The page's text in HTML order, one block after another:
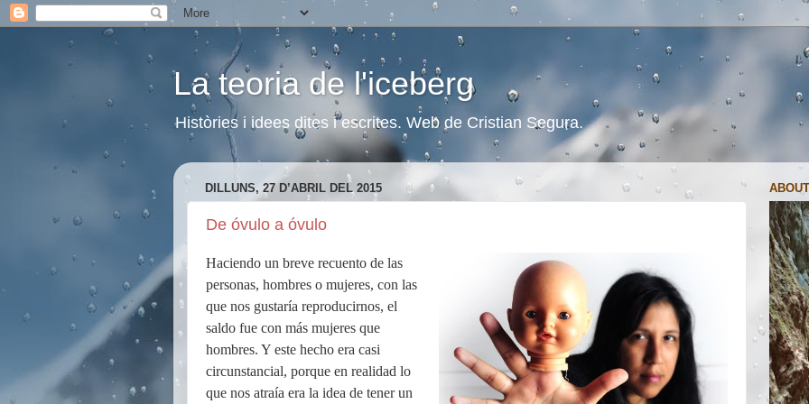
La teoria de l'iceberg
Històries i idees dites i escrites. Web de Cristian Segura.
DILLUNS, 27 D’ABRIL DEL 2015
De óvulo a óvulo
Haciendo un breve recuento de las
personas, hombres o mujeres, con las
que nos gustaría reproducirnos, el
saldo fue con más mujeres que
hombres. Y este hecho era casi
circunstancial, porque en realidad lo
que nos atraía era la idea de tener un